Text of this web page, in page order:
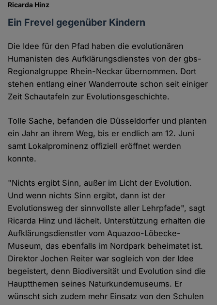
Ricarda Hinz
Ein Frevel gegenüber Kindern
Die Idee für den Pfad haben die evolutionären
Humanisten des Aufklärungsdienstes von der gbs-
Regionalgruppe Rhein-Neckar übernommen. Dort
stehen entlang einer Wanderroute schon seit einiger
Zeit Schautafeln zur Evolutionsgeschichte.
Tolle Sache, befanden die Düsseldorfer und planten
ein Jahr an ihrem Weg, bis er endlich am 12. Juni
samt Lokalprominenz offiziell eröffnet werden
konnte.
"Nichts ergibt Sinn, außer im Licht der Evolution.
Und wenn nichts Sinn ergibt, dann ist der
Evolutionsweg der sinnvollste aller Lehrpfade", sagt
Ricarda Hinz und lächelt. Unterstützung erhalten die
Aufklärungsdienstler vom Aquazoo-Löbecke-
Museum, das ebenfalls im Nordpark beheimatet ist.
Direktor Jochen Reiter war sogleich von der Idee
begeistert, denn Biodiversität und Evolution sind die
Hauptthemen seines Naturkundemuseums. Er
wünscht sich zudem mehr Einsatz von den Schulen